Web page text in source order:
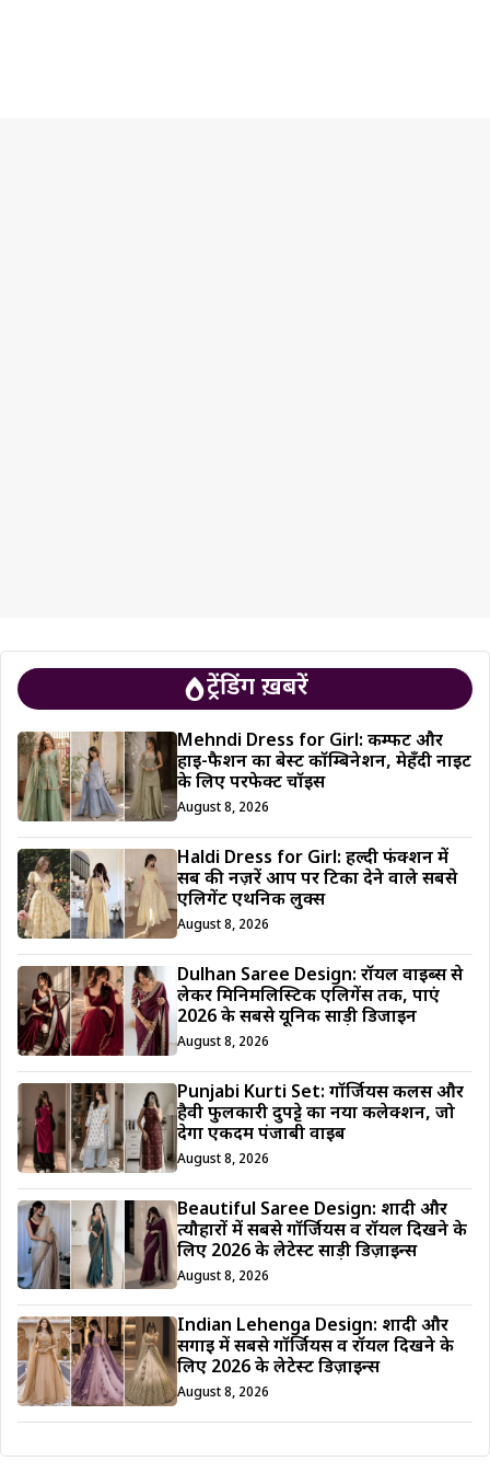
ट्रेंडिंग ख़बरें
Mehndi Dress for Girl: कम्फर्ट और
हाई-फैशन का बेस्ट कॉम्बिनेशन, मेहँदी नाइट
के लिए परफेक्ट चॉइस
August 8, 2026
Haldi Dress for Girl: हल्दी फंक्शन में
सब की नज़रें आप पर टिका देने वाले सबसे
एलिगेंट एथनिक लुक्स
August 8, 2026
Dulhan Saree Design: रॉयल वाइब्स से
लेकर मिनिमलिस्टिक एलिगेंस तक, पाएं
2026 के सबसे यूनिक साड़ी डिजाईन
August 8, 2026
Punjabi Kurti Set: गॉर्जियस कलर्स और
हैवी फुलकारी दुपट्टे का नया कलेक्शन, जो
देगा एकदम पंजाबी वाइब
August 8, 2026
Beautiful Saree Design: शादी और
त्यौहारों में सबसे गॉर्जियस व रॉयल दिखने के
लिए 2026 के लेटेस्ट साड़ी डिज़ाइन्स
August 8, 2026
Indian Lehenga Design: शादी और
सगाई में सबसे गॉर्जियस व रॉयल दिखने के
लिए 2026 के लेटेस्ट डिज़ाइन्स
August 8, 2026